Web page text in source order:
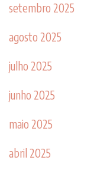
setembro 2025
agosto 2025
julho 2025
junho 2025
maio 2025
abril 2025